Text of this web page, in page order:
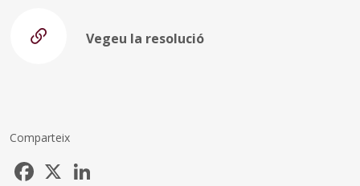
Vegeu la resolució
Comparteix
Facebook